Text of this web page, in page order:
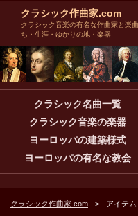
クラシック作曲家.com
クラシック音楽の有名な作曲家と楽
ち・生涯・ゆかりの地・楽器
クラシック名曲一覧
クラシック音楽の楽器
ヨーロッパの建築様式
ヨーロッパの有名な教会
クラシック作曲家.com アイテム